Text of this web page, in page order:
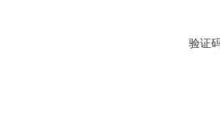
验证